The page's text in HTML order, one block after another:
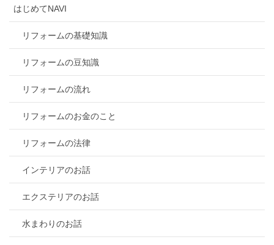
はじめてNAVI
リフォームの基礎知識
リフォームの豆知識
リフォームの流れ
リフォームのお金のこと
リフォームの法律
インテリアのお話
エクステリアのお話
水まわりのお話